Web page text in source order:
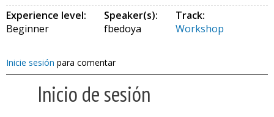
Experience level:
Beginner
Speaker(s):
fbedoya
Track:
Workshop
Inicie sesión para comentar
Inicio de sesión